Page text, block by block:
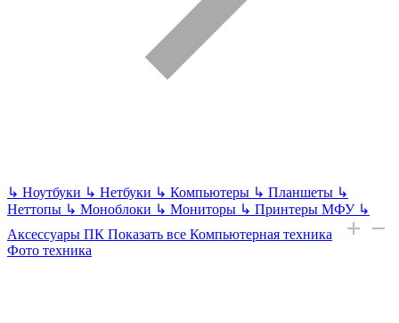
↳ Ноутбуки ↳ Нетбуки ↳ Компьютеры ↳ Планшеты ↳
Неттопы ↳ Моноблоки ↳ Мониторы ↳ Принтеры МФУ ↳
Аксессуары ПК Показать все Компьютерная техника
Фото техника